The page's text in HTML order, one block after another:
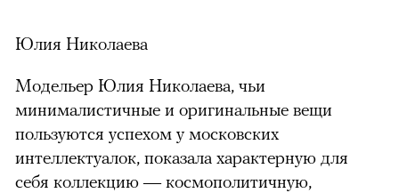
Юлия Николаева
Модельер Юлия Николаева, чьи
минималистичные и оригинальные вещи
пользуются успехом у московских
интеллектуалок, показала характерную для
себя коллекцию — космополитичную,